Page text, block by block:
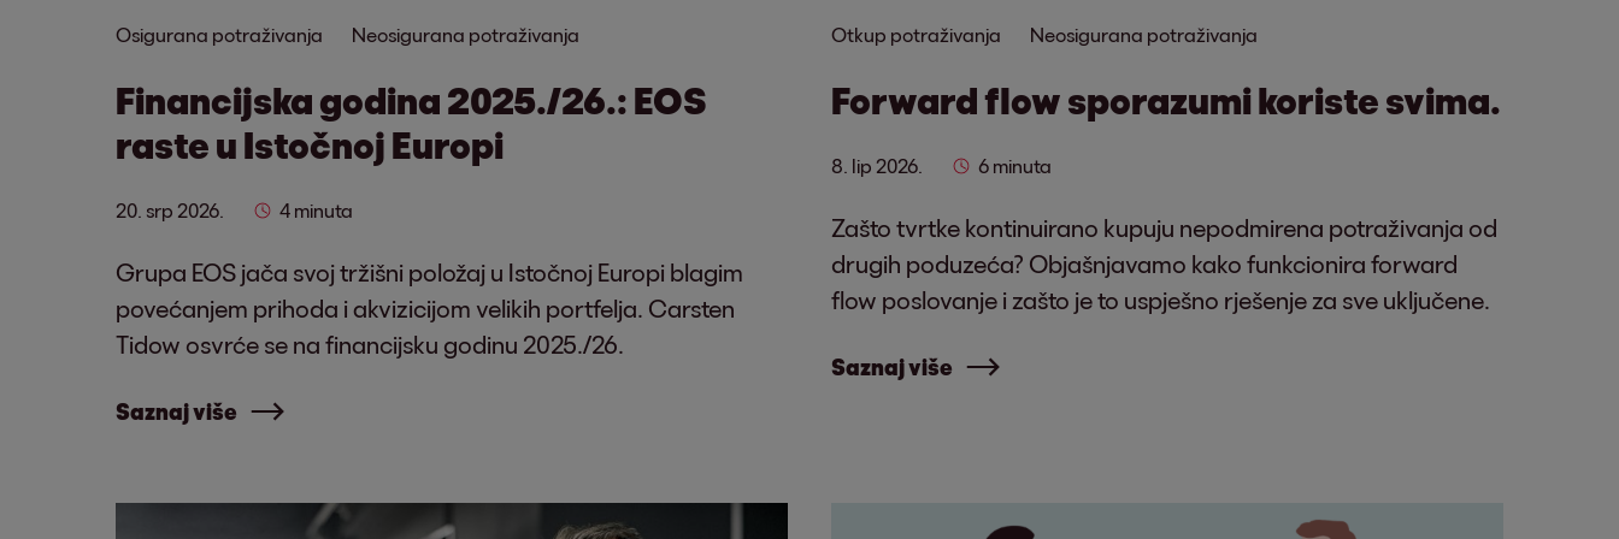
Osigurana potraživanja Neosigurana potraživanja
Financijska godina 2025./26.: EOS
raste u Istočnoj Europi
20. srp 2026. 4 minuta
Grupa EOS jača svoj tržišni položaj u Istočnoj Europi blagim
povećanjem prihoda i akvizicijom velikih portfelja. Carsten
Tidow osvrće se na financijsku godinu 2025./26.
Saznaj više
Otkup potraživanja Neosigurana potraživanja
Forward flow sporazumi koriste svima.
8. lip 2026. 6 minuta
Zašto tvrtke kontinuirano kupuju nepodmirena potraživanja od
drugih poduzeća? Objašnjavamo kako funkcionira forward
flow poslovanje i zašto je to uspješno rješenje za sve uključene.
Saznaj više